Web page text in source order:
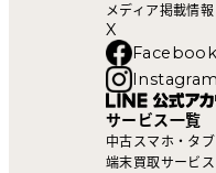
メディア掲載情報
X
Facebook
Instagram
サービス一覧
中古スマホ・タ
端末買取サービ